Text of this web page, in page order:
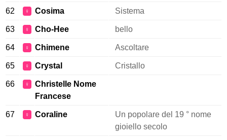
62 ♀ Cosima Sistema
63 ♀ Cho-Hee bello
64 ♀ Chimene Ascoltare
65 ♀ Crystal Cristallo
66 ♀
Christelle Nome
Francese
67 ♀ Coraline
Un popolare del 19 ° nome
gioiello secolo